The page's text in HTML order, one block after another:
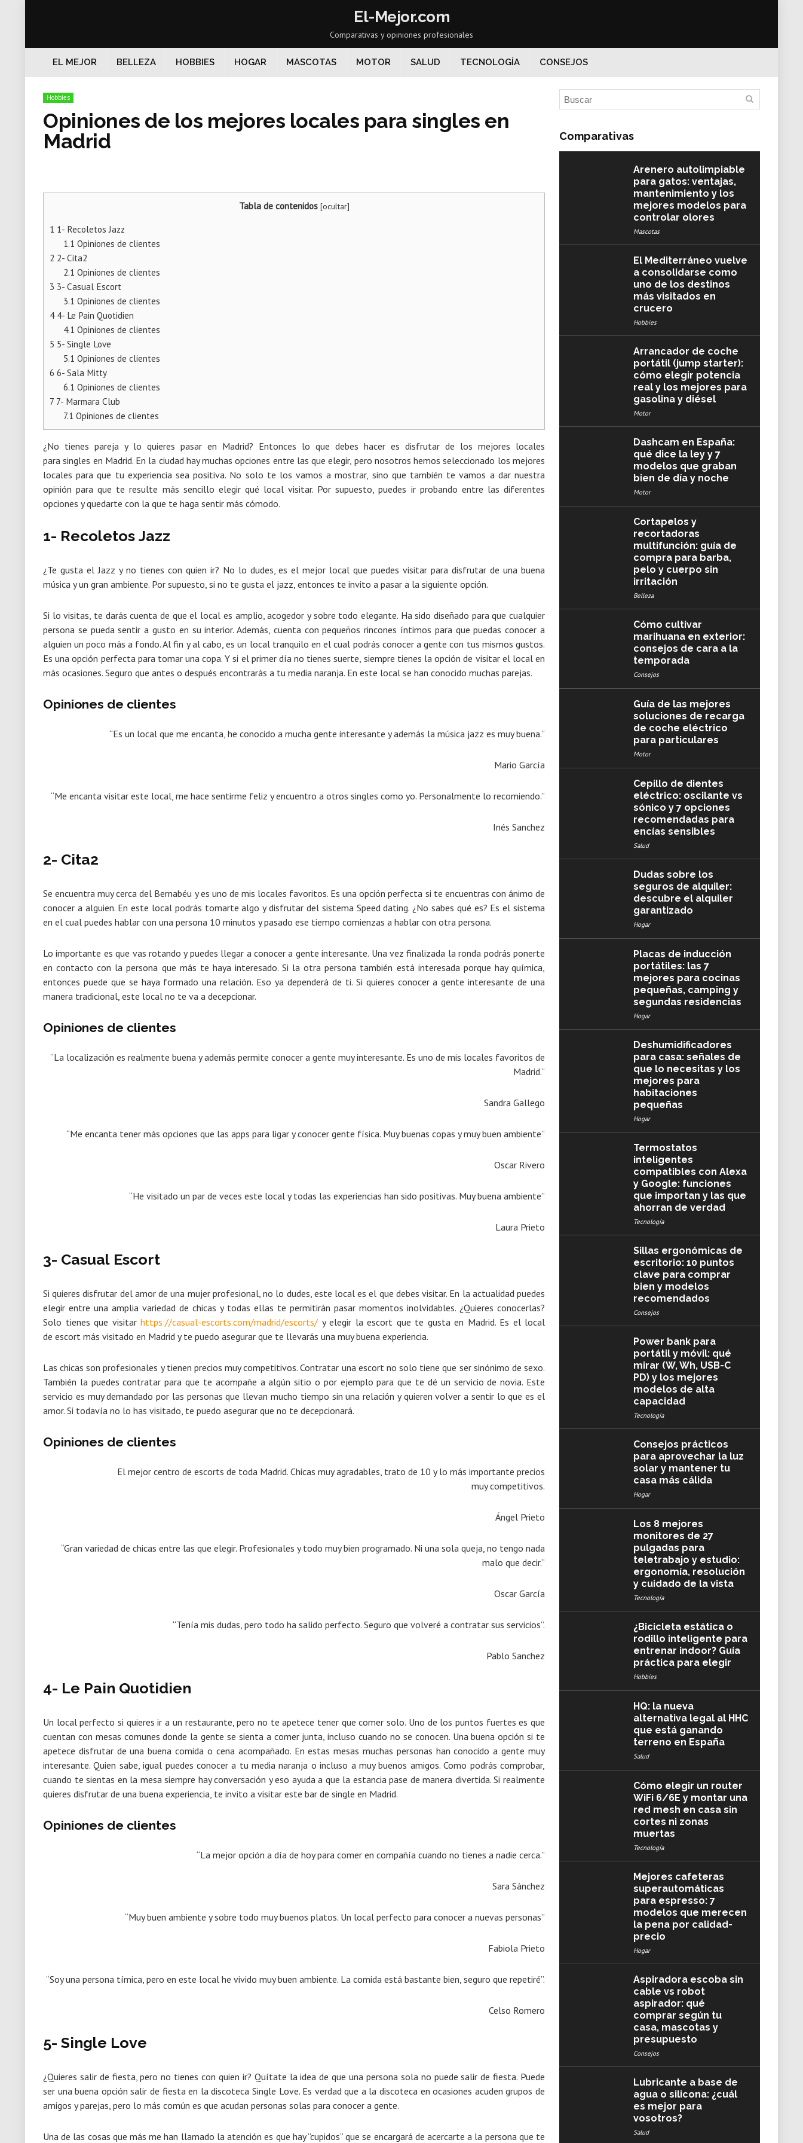
El-Mejor.com
Comparativas y opiniones profesionales
EL MEJOR BELLEZA HOBBIES HOGAR MASCOTAS MOTOR SALUD TECNOLOGÍA CONSEJOS
Hobbies
Opiniones de los mejores locales para singles en
Madrid
Tabla de contenidos [ocultar]
1 1- Recoletos Jazz
1.1 Opiniones de clientes
2 2- Cita2
2.1 Opiniones de clientes
3 3- Casual Escort
3.1 Opiniones de clientes
44- Le Pain Quotidien
4.1 Opiniones de clientes
5 5- Single Love
5.1 Opiniones de clientes
6 6- Sala Mitty
6.1 Opiniones de clientes
7 7- Marmara Club
7.1 Opiniones de clientes
¿No tienes pareja y lo quieres pasar en Madrid? Entonces lo que debes hacer es disfrutar de los mejores locales
para singles en Madrid. En la ciudad hay muchas opciones entre las que elegir, pero nosotros hemos seleccionado los mejores
locales para que tu experiencia sea positiva. No solo te los vamos a mostrar, sino que también te vamos a dar nuestra
opinión para que te resulte más sencillo elegir qué local visitar. Por supuesto, puedes ir probando entre las diferentes
opciones y quedarte con la que te haga sentir más cómodo.
1- Recoletos Jazz
¿Te gusta el Jazz y no tienes con quien ir? No lo dudes, es el mejor local que puedes visitar para disfrutar de una buena
música y un gran ambiente. Por supuesto, si no te gusta el jazz, entonces te invito a pasar a la siguiente opción.
Si lo visitas, te darás cuenta de que el local es amplio, acogedor y sobre todo elegante. Ha sido diseñado para que cualquier
persona se pueda sentir a gusto en su interior. Además, cuenta con pequeños rincones íntimos para que puedas conocer a
alguien un poco más a fondo. Al fin y al cabo, es un local tranquilo en el cual podrás conocer a gente con tus mismos gustos.
Es una opción perfecta para tomar una copa. Y si el primer día no tienes suerte, siempre tienes la opción de visitar el local en
más ocasiones. Seguro que antes o después encontrarás a tu media naranja. En este local se han conocido muchas parejas.
Opiniones de clientes
“Es un local que me encanta, he conocido a mucha gente interesante y además la música jazz es muy buena.”
Mario García
“Me encanta visitar este local, me hace sentirme feliz y encuentro a otros singles como yo. Personalmente lo recomiendo.”
Inés Sanchez
2- Cita2
Se encuentra muy cerca del Bernabéu y es uno de mis locales favoritos. Es una opción perfecta si te encuentras con ánimo de
conocer a alguien. En este local podrás tomarte algo y disfrutar del sistema Speed dating. ¿No sabes qué es? Es el sistema
en el cual puedes hablar con una persona 10 minutos y pasado ese tiempo comienzas a hablar con otra persona.
Lo importante es que vas rotando y puedes llegar a conocer a gente interesante. Una vez finalizada la ronda podrás ponerte
en contacto con la persona que más te haya interesado. Si la otra persona también está interesada porque hay química,
entonces puede que se haya formado una relación. Eso ya dependerá de ti. Si quieres conocer a gente interesante de una
manera tradicional, este local no te va a decepcionar.
Opiniones de clientes
“La localización es realmente buena y además permite conocer a gente muy interesante. Es uno de mis locales favoritos de
Madrid.”
Sandra Gallego
“Me encanta tener más opciones que las apps para ligar y conocer gente física. Muy buenas copas y muy buen ambiente”
Oscar Rivero
“He visitado un par de veces este local y todas las experiencias han sido positivas. Muy buena ambiente”
Laura Prieto
3- Casual Escort
Si quieres disfrutar del amor de una mujer profesional, no lo dudes, este local es el que debes visitar. En la actualidad puedes
elegir entre una amplia variedad de chicas y todas ellas te permitirán pasar momentos inolvidables. ¿Quieres conocerlas?
Solo tienes que visitar https://casual-escorts.com/madrid/escorts/ y elegir la escort que te gusta en Madrid. Es el local
de escort más visitado en Madrid y te puedo asegurar que te llevarás una muy buena experiencia.
Las chicas son profesionales y tienen precios muy competitivos. Contratar una escort no solo tiene que ser sinónimo de sexo.
También la puedes contratar para que te acompañe a algún sitio o por ejemplo para que te dé un servicio de novia. Este
servicio es muy demandado por las personas que llevan mucho tiempo sin una relación y quieren volver a sentir lo que es el
amor. Si todavía no lo has visitado, te puedo asegurar que no te decepcionará.
Opiniones de clientes
El mejor centro de escorts de toda Madrid. Chicas muy agradables, trato de 10 y lo más importante precios
muy competitivos.
Ángel Prieto
“Gran variedad de chicas entre las que elegir. Profesionales y todo muy bien programado. Ni una sola queja, no tengo nada
malo que decir.”
Oscar García
“Tenía mis dudas, pero todo ha salido perfecto. Seguro que volveré a contratar sus servicios”.
Pablo Sanchez
4- Le Pain Quotidien
Un local perfecto si quieres ir a un restaurante, pero no te apetece tener que comer solo. Uno de los puntos fuertes es que
cuentan con mesas comunes donde la gente se sienta a comer junta, incluso cuando no se conocen. Una buena opción si te
apetece disfrutar de una buena comida o cena acompañado. En estas mesas muchas personas han conocido a gente muy
interesante. Quien sabe, igual puedes conocer a tu media naranja o incluso a muy buenos amigos. Como podrás comprobar,
cuando te sientas en la mesa siempre hay conversación y eso ayuda a que la estancia pase de manera divertida. Si realmente
quieres disfrutar de una buena experiencia, te invito a visitar este bar de single en Madrid.
Opiniones de clientes
“La mejor opción a día de hoy para comer en compañía cuando no tienes a nadie cerca.”
Sara Sánchez
“Muy buen ambiente y sobre todo muy buenos platos. Un local perfecto para conocer a nuevas personas”
Fabiola Prieto
“Soy una persona tímica, pero en este local he vivido muy buen ambiente. La comida está bastante bien, seguro que repetiré”.
Celso Romero
5- Single Love
¿Quieres salir de fiesta, pero no tienes con quien ir? Quítate la idea de que una persona sola no puede salir de fiesta. Puede
ser una buena opción salir de fiesta en la discoteca Single Love. Es verdad que a la discoteca en ocasiones acuden grupos de
amigos y parejas, pero lo más común es que acudan personas solas para conocer a gente.
Una de las cosas que más me han llamado la atención es que hay “cupidos” que se encargará de acercarte a la persona que te
Comparativas
Arenero autolimpiable
para gatos: ventajas,
mantenimiento y los
mejores modelos para
controlar olores
Mascotas
El Mediterráneo vuelve
a consolidarse como
uno de los destinos
más visitados en
crucero
Hobbies
Arrancador de coche
portátil (jump starter):
cómo elegir potencia
real y los mejores para
gasolina y diésel
Motor
Dashcam en España:
qué dice la ley y 7
modelos que graban
bien de día y noche
Motor
Cortapelos y
recortadoras
multifunción: guía de
compra para barba,
pelo y cuerpo sin
irritación
Belleza
Cómo cultivar
marihuana en exterior:
consejos de cara a la
temporada
Consejos
Guía de las mejores
soluciones de recarga
de coche eléctrico
para particulares
Motor
Cepillo de dientes
eléctrico: oscilante vs
sónico y 7 opciones
recomendadas para
encías sensibles
Salud
Dudas sobre los
seguros de alquiler:
descubre el alquiler
garantizado
Hogar
Placas de inducción
portátiles: las 7
mejores para cocinas
pequeñas, camping y
segundas residencias
Hogar
Deshumidificadores
para casa: señales de
que lo necesitas y los
mejores para
habitaciones
pequeñas
Hogar
Termostatos
inteligentes
compatibles con Alexa
y Google: funciones
que importan y las que
ahorran de verdad
Tecnología
Sillas ergonómicas de
escritorio: 10 puntos
clave para comprar
bien y modelos
recomendados
Consejos
Power bank para
portátil y móvil: qué
mirar (W, Wh, USB-C
PD) y los mejores
modelos de alta
capacidad
Tecnología
Consejos prácticos
para aprovechar la luz
solar y mantener tu
casa más cálida
Hogar
Los 8 mejores
monitores de 27
pulgadas para
teletrabajo y estudio:
ergonomía, resolución
y cuidado de la vista
Tecnología
¿Bicicleta estática o
rodillo inteligente para
entrenar indoor? Guía
práctica para elegir
Hobbies
HQ: la nueva
alternativa legal al HHC
que está ganando
terreno en España
Salud
Cómo elegir un router
WiFi 6/6E y montar una
red mesh en casa sin
cortes ni zonas
muertas
Tecnología
Mejores cafeteras
superautomáticas
para espresso: 7
modelos que merecen
la pena por calidad-
precio
Hogar
Aspiradora escoba sin
cable vs robot
aspirador: qué
comprar según tu
casa, mascotas y
presupuesto
Consejos
Lubricante a base de
agua o silicona: ¿cuál
es mejor para
vosotros?
Salud